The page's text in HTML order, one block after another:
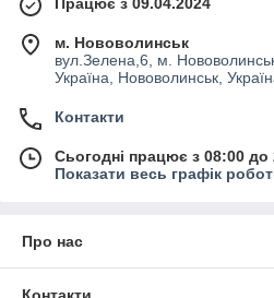
м. Нововолинськ
вул.Зелена,6, м.
Україна, Нововолинськ,
Контакти
Сьогодні працює з 08:00 до
Показати весь графік
Про нас